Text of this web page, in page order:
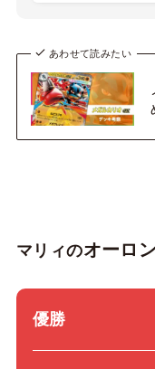
あわせて読みたい
マリィのオーロ
優勝